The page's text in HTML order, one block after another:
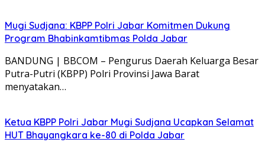
Mugi Sudjana: KBPP Polri Jabar Komitmen Dukung
Program Bhabinkamtibmas Polda Jabar
BANDUNG | BBCOM – Pengurus Daerah Keluarga Besar
Putra-Putri (KBPP) Polri Provinsi Jawa Barat
menyatakan…
Ketua KBPP Polri Jabar Mugi Sudjana Ucapkan Selamat
HUT Bhayangkara ke-80 di Polda Jabar